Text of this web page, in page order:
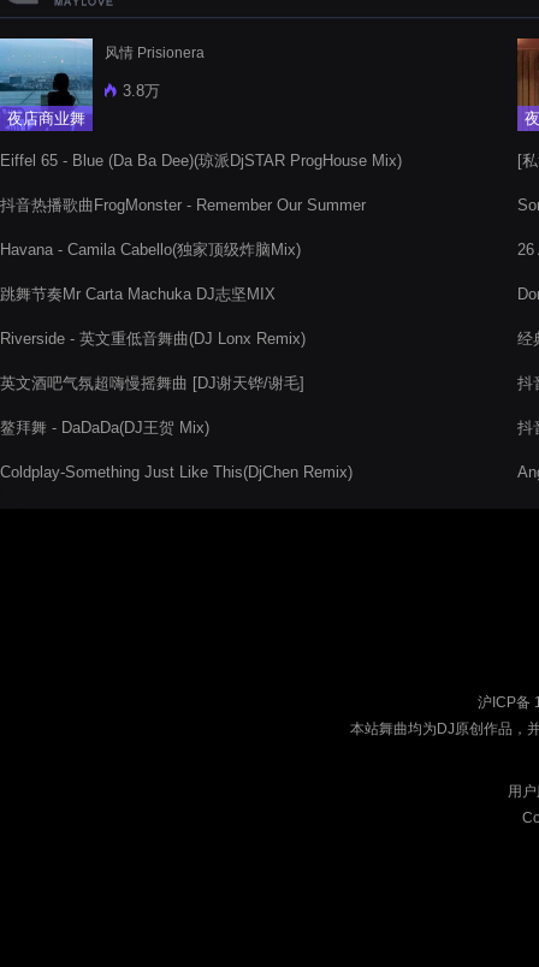
夜店商业舞
风情 Prisionera
3.8万
Eiffel 65 - Blue (Da Ba Dee)(琼派DjSTAR ProgHouse Mix)
抖音热播歌曲FrogMonster - Remember Our Summer
Havana - Camila Cabello(独家顶级炸脑Mix)
跳舞节奏Mr Carta Machuka DJ志坚MIX
Riverside - 英文重低音舞曲(DJ Lonx Remix)
英文酒吧气氛超嗨慢摇舞曲 [DJ谢天铧/谢毛]
鳌拜舞 - DaDaDa(DJ王贺 Mix)
Coldplay-Something Just Like This(DjChen Remix)
[
26
经
抖
抖
沪ICP备
本站舞曲均为DJ原创作品，
用